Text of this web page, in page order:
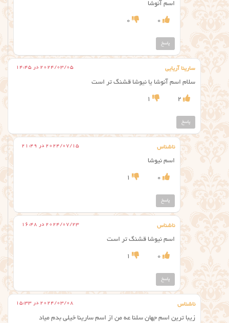
اسم آنوشا
0
0
پاسخ
سارینا آریایی 2024/03/05 در 14:45
سلام اسم آنوشا یا نیوشا قشنگ تر است
2
1
پاسخ
ناشناس 2024/07/15 در 21:49
اسم نیوشا
0
1
پاسخ
ناشناس 2024/07/23 در 16:48
اسم نیوشا قشنگ تر است
0
1
پاسخ
ناشناس 2024/03/08 در 15:33
زیبا ترین اسم جهان سلنا عه من از اسم سارینا خیلی بدم میاد